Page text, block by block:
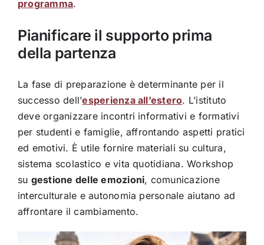
programma.
Pianificare il supporto prima
della partenza
La fase di preparazione è determinante per il
successo dell’esperienza all’estero. L’istituto
deve organizzare incontri informativi e formativi
per studenti e famiglie, affrontando aspetti pratici
ed emotivi. È utile fornire materiali su cultura,
sistema scolastico e vita quotidiana. Workshop
su gestione delle emozioni, comunicazione
interculturale e autonomia personale aiutano ad
affrontare il cambiamento.